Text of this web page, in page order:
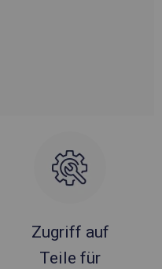
Zugriff auf
Teile für